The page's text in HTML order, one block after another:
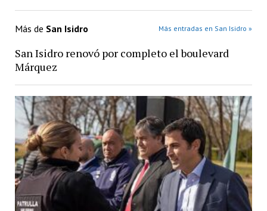
Más de San Isidro Más entradas en San Isidro »
San Isidro renovó por completo el boulevard
Márquez